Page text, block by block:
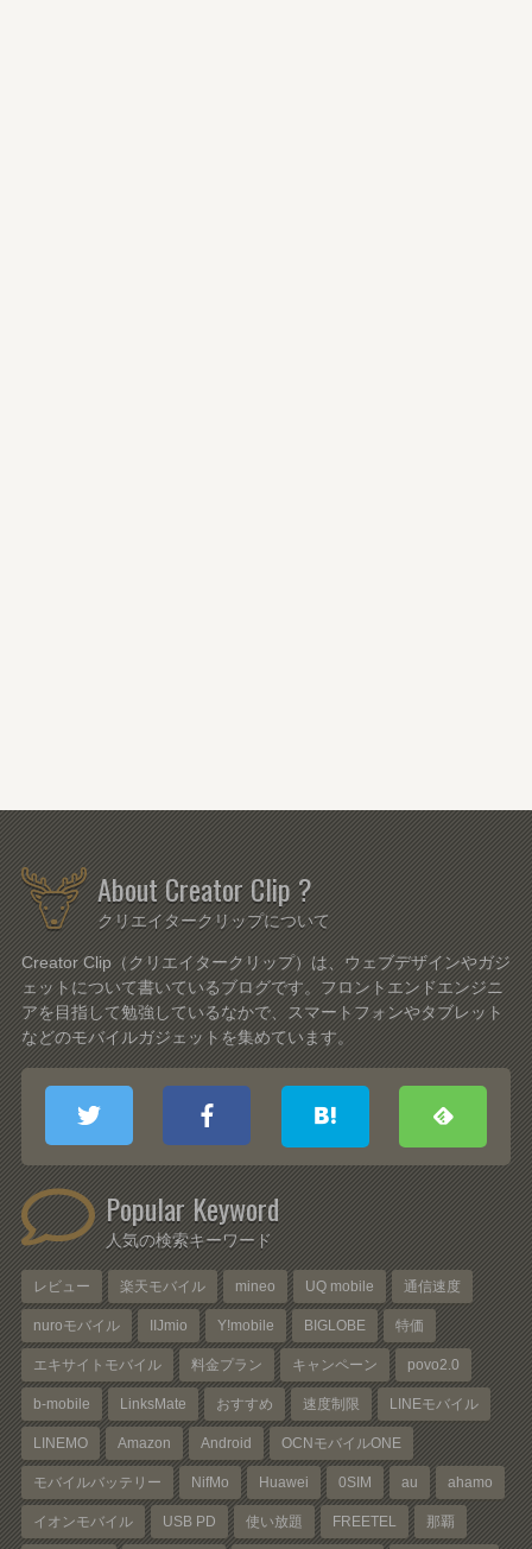
About Creator Clip ?
クリエイタークリップについて
Creator Clip（クリエイタークリップ）は、ウェブデザインやガジ
ェットについて書いているブログです。フロントエンドエンジニ
アを目指して勉強しているなかで、スマートフォンやタブレット
などのモバイルガジェットを集めています。
Popular Keyword
人気の検索キーワード
レビュー 楽天モバイル mineo UQ mobile 通信速度
nuroモバイル IIJmio Y!mobile BIGLOBE 特価
エキサイトモバイル 料金プラン キャンペーン povo2.0
b-mobile LinksMate おすすめ 速度制限 LINEモバイル
LINEMO Amazon Android OCNモバイルONE
モバイルバッテリー NifMo Huawei 0SIM au ahamo
イオンモバイル USB PD 使い放題 FREETEL 那覇